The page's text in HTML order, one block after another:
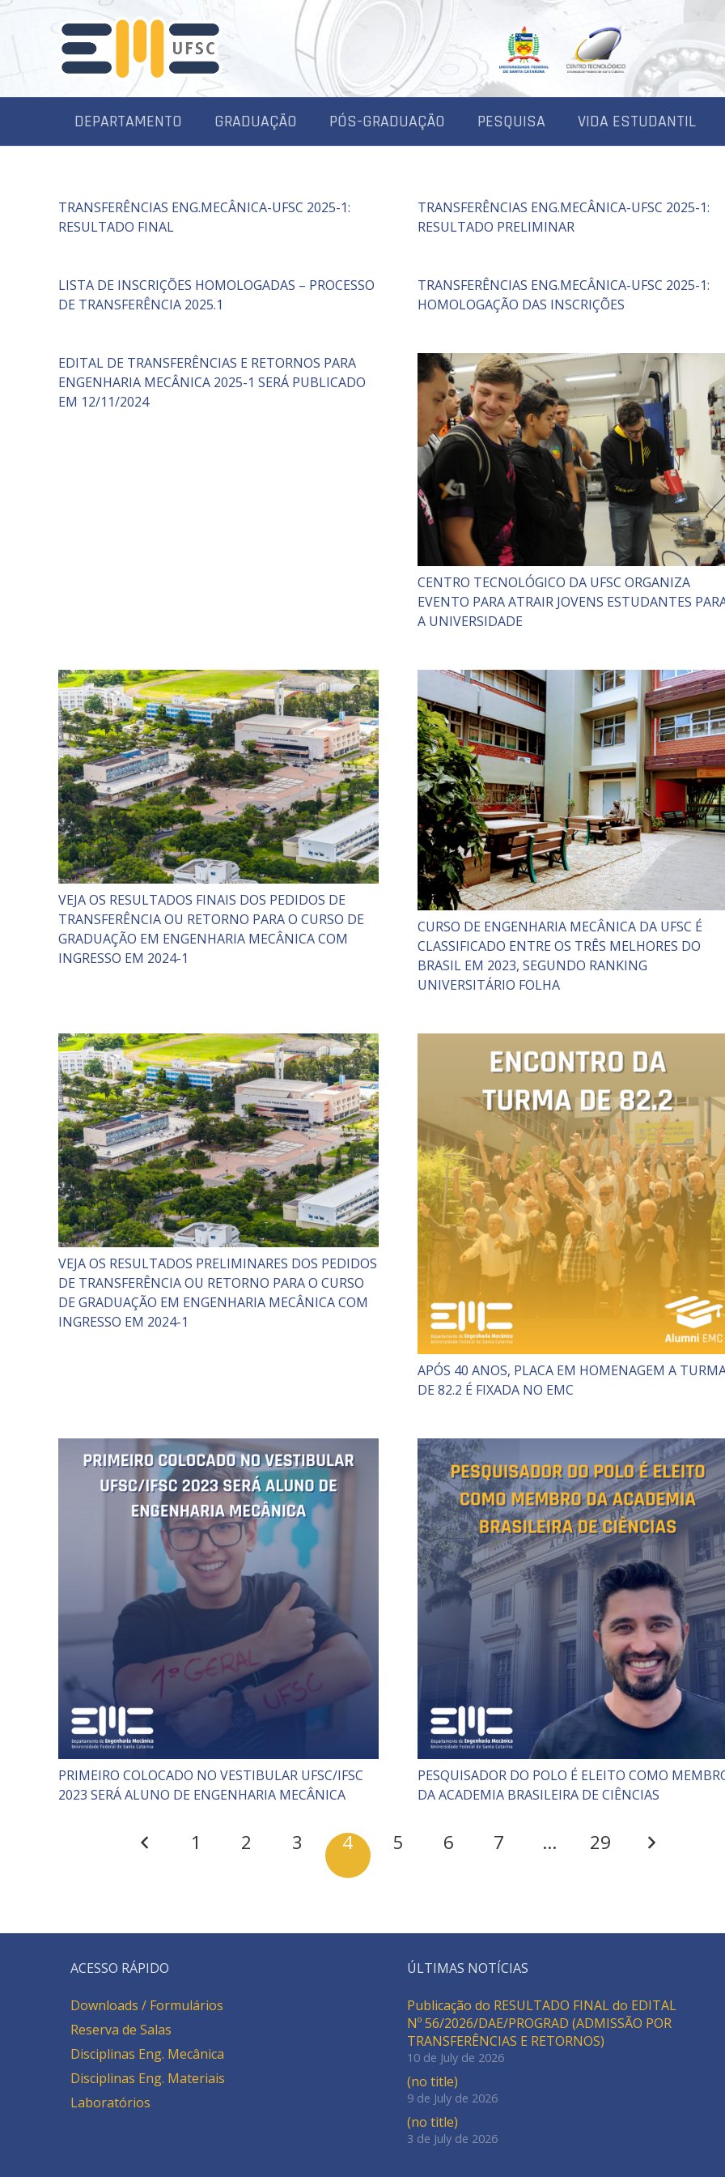
DEPARTAMENTO GRADUAÇÃO PÓS-GRADUAÇÃO PESQUISA VIDA ESTUDANTIL
TRANSFERÊNCIAS ENG.MECÂNICA-UFSC 2025-1:
RESULTADO FINAL
TRANSFERÊNCIAS ENG.MECÂNICA-UFSC 2025-1:
RESULTADO PRELIMINAR
LISTA DE INSCRIÇÕES HOMOLOGADAS – PROCESSO
DE TRANSFERÊNCIA 2025.1
TRANSFERÊNCIAS ENG.MECÂNICA-UFSC 2025-1:
HOMOLOGAÇÃO DAS INSCRIÇÕES
EDITAL DE TRANSFERÊNCIAS E RETORNOS PARA
ENGENHARIA MECÂNICA 2025-1 SERÁ PUBLICADO
EM 12/11/2024
CENTRO TECNOLÓGICO DA UFSC ORGANIZA
EVENTO PARA ATRAIR JOVENS ESTUDANTES
A UNIVERSIDADE
VEJA OS RESULTADOS FINAIS DOS PEDIDOS DE
TRANSFERÊNCIA OU RETORNO PARA O CURSO DE
GRADUAÇÃO EM ENGENHARIA MECÂNICA COM
INGRESSO EM 2024-1
CURSO DE ENGENHARIA MECÂNICA DA UFSC É
CLASSIFICADO ENTRE OS TRÊS MELHORES DO
BRASIL EM 2023, SEGUNDO RANKING
UNIVERSITÁRIO FOLHA
VEJA OS RESULTADOS PRELIMINARES DOS PEDIDOS
DE TRANSFERÊNCIA OU RETORNO PARA O CURSO
DE GRADUAÇÃO EM ENGENHARIA MECÂNICA COM
INGRESSO EM 2024-1
APÓS 40 ANOS, PLACA EM HOMENAGEM A
DE 82.2 É FIXADA NO EMC
PRIMEIRO COLOCADO NO VESTIBULAR UFSC/IFSC
2023 SERÁ ALUNO DE ENGENHARIA MECÂNICA
PESQUISADOR DO POLO É ELEITO COMO
DA ACADEMIA BRASILEIRA DE CIÊNCIAS
1 2 3 4 5 6 7 … 29
ACESSO RÁPIDO
Downloads / Formulários
Reserva de Salas
Disciplinas Eng. Mecânica
Disciplinas Eng. Materiais
Laboratórios
ÚLTIMAS NOTÍCIAS
Publicação do RESULTADO FINAL do EDITAL
Nº 56/2026/DAE/PROGRAD (ADMISSÃO POR
TRANSFERÊNCIAS E RETORNOS)
10 de July de 2026
(no title)
9 de July de 2026
(no title)
3 de July de 2026